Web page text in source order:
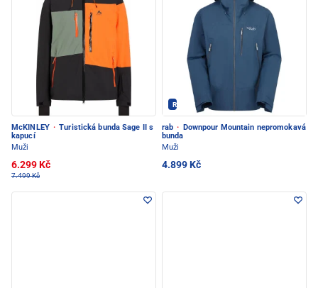
McKINLEY · Turistická bunda Sage II s
kapucí
Muži
6.299 Kč
7.499 Kč
Rab - PEC POD SNĚŽKOU
rab ·
Downpour Mountain nepromokavá
bunda
Muži
4.899 Kč